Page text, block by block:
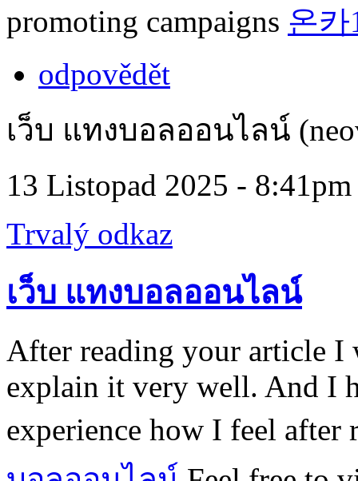
promoting campaigns 온카
odpovědět
เว็บ แทงบอลออนไลน์
13 Listopad 2025 - 8:41pm
Trvalý odkaz
เว็บ แทงบอลออนไลน์
After reading your article I
explain it very well. And I
experience how I feel